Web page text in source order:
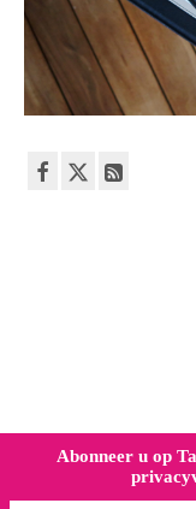
Abonneer u op